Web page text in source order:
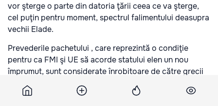
vor şterge o parte din datoria ţării ceea ce va şterge,
cel puţin pentru moment, spectrul falimentului deasupra
vechii Elade.
Prevederile pachetului , care reprezintă o condiţie
pentru ca FMI şi UE să acorde statului elen un nou
împrumut, sunt considerate înrobitoare de către grecii
de rând. Manifestanţii au scandat lozinci ca "Vom fi
sclavii germanilor"